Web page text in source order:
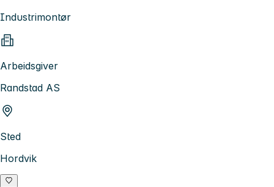
Industrimontør
Arbeidsgiver
Randstad AS
Sted
Hordvik